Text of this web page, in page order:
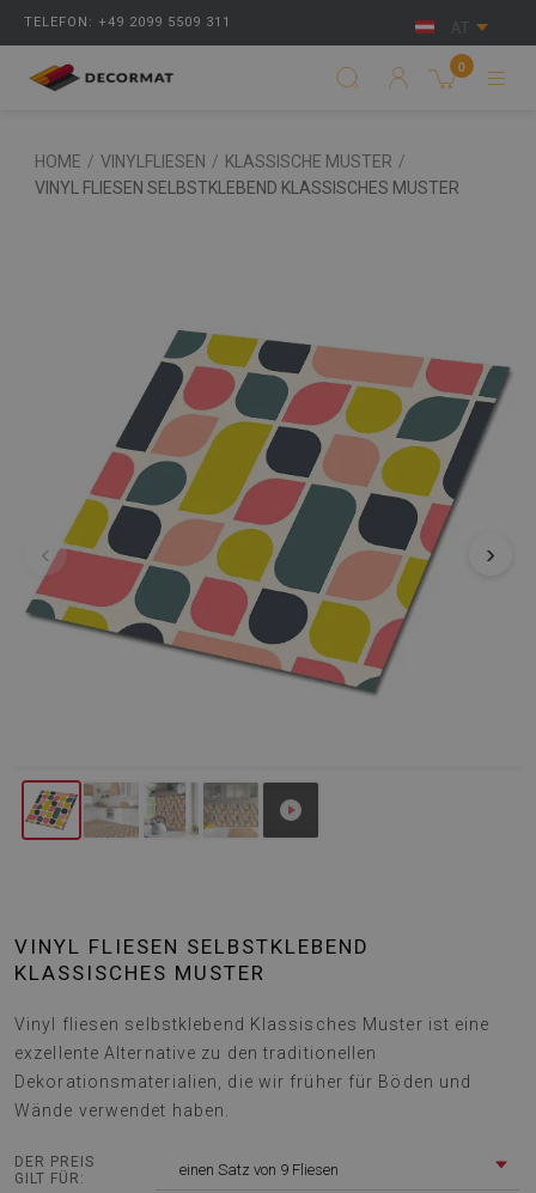
TELEFON: +49 2099 5509 311 AT
0
HOME / VINYLFLIESEN / KLASSISCHE MUSTER /
VINYL FLIESEN SELBSTKLEBEND KLASSISCHES MUSTER
‹ ›
VINYL FLIESEN SELBSTKLEBEND
KLASSISCHES MUSTER
Vinyl fliesen selbstklebend Klassisches Muster ist eine
exzellente Alternative zu den traditionellen
Dekorationsmaterialien, die wir früher für Böden und
Wände verwendet haben.
DER PREIS
GILT FÜR:
einen Satz von 9 Fliesen